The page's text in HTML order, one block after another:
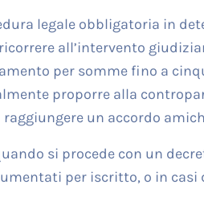
legale obbligatoria in
all’intervento
per somme fino a
proporre alla
un accordo
si procede con un
per iscritto, o in casi